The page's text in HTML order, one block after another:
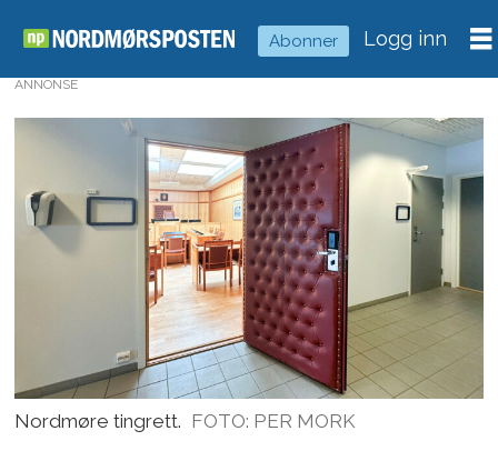
Abonner Logg inn
ANNONSE
Nordmøre tingrett. FOTO: PER MORK